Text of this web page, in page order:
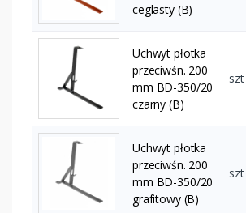
ceglasty (B)
Uchwyt płotka
przeciwśn. 200
mm BD-350/20
czarny (B)
szt
Uchwyt płotka
przeciwśn. 200
mm BD-350/20
grafitowy (B)
szt